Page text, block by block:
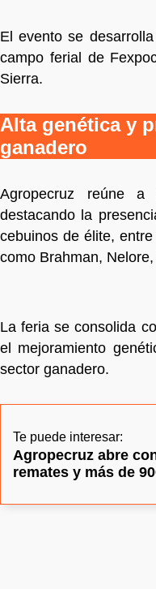
El evento se
campo ferial de
Sierra.
Alta genética y
ganadero
Agropecruz reúne
destacando la
cebuinos de élite,
como Brahman,
La feria se consolida
el mejoramiento
sector ganadero.
Te puede interesar:
Agropecruz abre
remates y más de